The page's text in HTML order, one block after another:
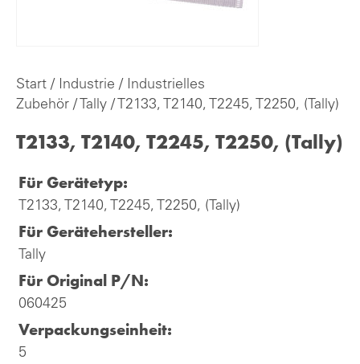
Start / Industrie / Industrielles
Zubehör / Tally / T2133, T2140, T2245, T2250, (Tally)
T2133, T2140, T2245, T2250, (Tally)
Für Gerätetyp:
T2133, T2140, T2245, T2250, (Tally)
Für Gerätehersteller:
Tally
Für Original P/N:
060425
Verpackungseinheit:
5